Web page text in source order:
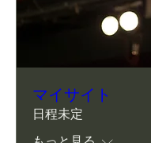
マイサイト
日程未定